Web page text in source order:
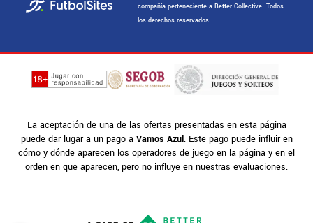
compañía perteneciente a Better Collective. Todos
los derechos reservados.
La aceptación de una de las ofertas presentadas en esta página
puede dar lugar a un pago a Vamos Azul. Este pago puede influir en
cómo y dónde aparecen los operadores de juego en la página y en el
orden en que aparecen, pero no influye en nuestras evaluaciones.